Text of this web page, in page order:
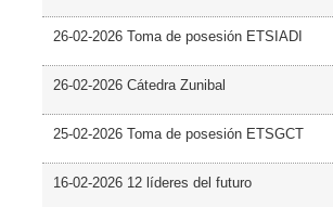
26-02-2026 Toma de posesión ETSIADI
26-02-2026 Cátedra Zunibal
25-02-2026 Toma de posesión ETSGCT
16-02-2026 12 líderes del futuro